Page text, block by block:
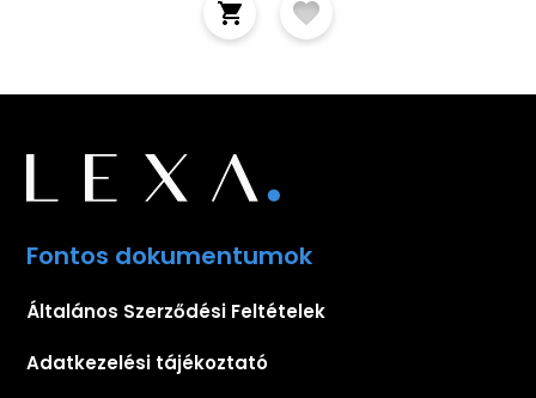
Fontos dokumentumok
Általános Szerződési Feltételek
Adatkezelési tájékoztató